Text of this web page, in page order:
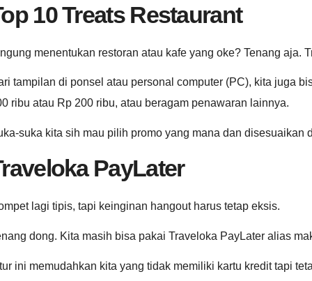
10 Treats Restaurant
menentukan restoran atau kafe yang oke? Tenang aja.
tampilan di ponsel atau personal computer (PC), kita juga
ribu atau Rp 200 ribu, atau beragam penawaran lainnya.
suka kita sih mau pilih promo yang mana dan disesuaikan
PayLater
lagi tipis, tapi keinginan hangout harus tetap eksis.
dong. Kita masih bisa pakai Traveloka PayLater alias
ini memudahkan kita yang tidak memiliki kartu kredit tapi